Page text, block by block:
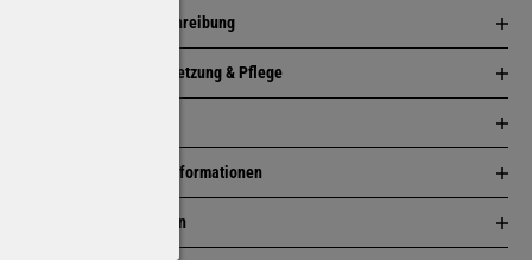
Artikelbeschreibung
Zusammensetzung & Pflege
Herstellerinformationen
Bewertungen